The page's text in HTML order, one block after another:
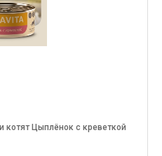
котят Цыплёнок с креветкой